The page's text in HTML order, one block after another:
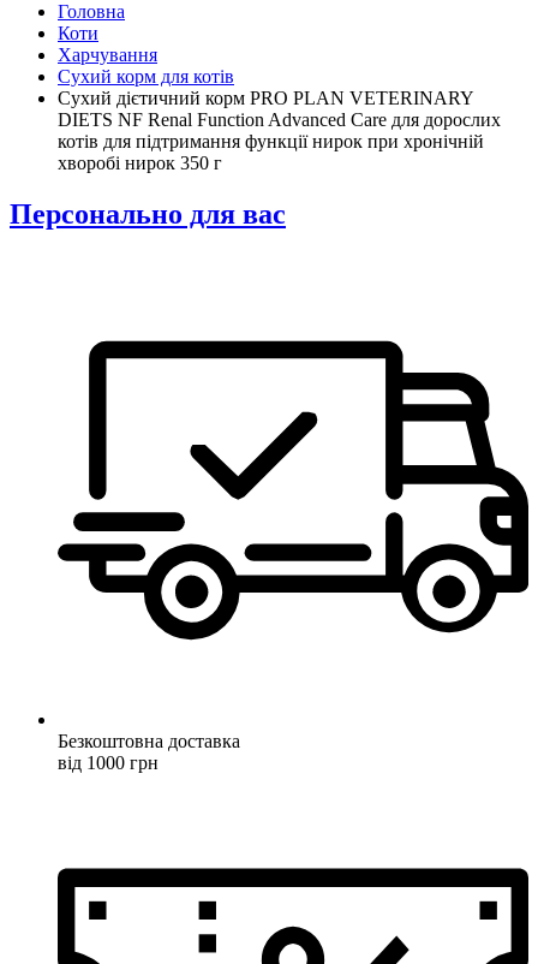
Головна
Коти
Харчування
Сухий корм для котів
Сухий дієтичний корм PRO PLAN VETERINARY
DIETS NF Renal Function Advanced Care для дорослих
котів для підтримання функції нирок при хронічній
хворобі нирок 350 г
Персонально для вас
Безкоштовна доставка
від 1000 грн